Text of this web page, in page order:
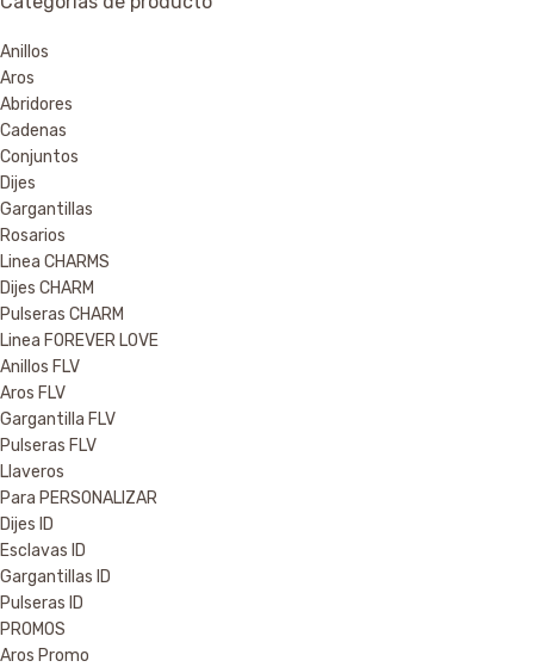
Anillos
Aros
Abridores
Cadenas
Conjuntos
Dijes
Gargantillas
Rosarios
Linea CHARMS
Dijes CHARM
Pulseras CHARM
Linea FOREVER LOVE
Anillos FLV
Aros FLV
Gargantilla FLV
Pulseras FLV
Llaveros
Para PERSONALIZAR
Dijes ID
Esclavas ID
Gargantillas ID
Pulseras ID
PROMOS
Aros Promo